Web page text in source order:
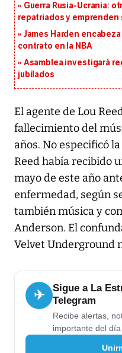
Guerra Rusia-Ucrania:
repatriados y emprenden
James Harden
contrato en la NBA
Asamblea investigará
jubilados
El agente de Lou
fallecimiento del
años. No especificó
Reed había recibido
mayo de este año
enfermedad, según
también música y
Anderson. El
Velvet Underground
✈
Sigue a La
Telegram
Recibe alertas,
importante del